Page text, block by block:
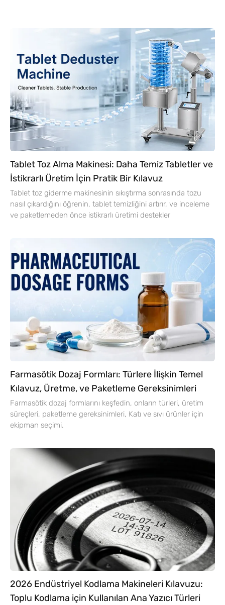
Tablet Toz Alma Makinesi: Daha Temiz Tabletler ve
İstikrarlı Üretim İçin Pratik Bir Kılavuz
Tablet toz giderme makinesinin sıkıştırma sonrasında tozu
nasıl çıkardığını öğrenin, tablet temizliğini artırır, ve inceleme
ve paketlemeden önce istikrarlı üretimi destekler
Farmasötik Dozaj Formları: Türlere İlişkin Temel
Kılavuz, Üretme, ve Paketleme Gereksinimleri
Farmasötik dozaj formlarını keşfedin, onların türleri, üretim
süreçleri, paketleme gereksinimleri, Katı ve sıvı ürünler için
ekipman seçimi.
2026 Endüstriyel Kodlama Makineleri Kılavuzu:
Toplu Kodlama için Kullanılan Ana Yazıcı Türleri